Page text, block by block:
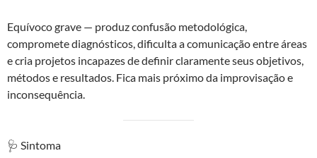
Equívoco grave — produz confusão metodológica,
compromete diagnósticos, dificulta a comunicação entre áreas
e cria projetos incapazes de definir claramente seus objetivos,
métodos e resultados. Fica mais próximo da improvisação e
inconsequência.
🩺 Sintoma